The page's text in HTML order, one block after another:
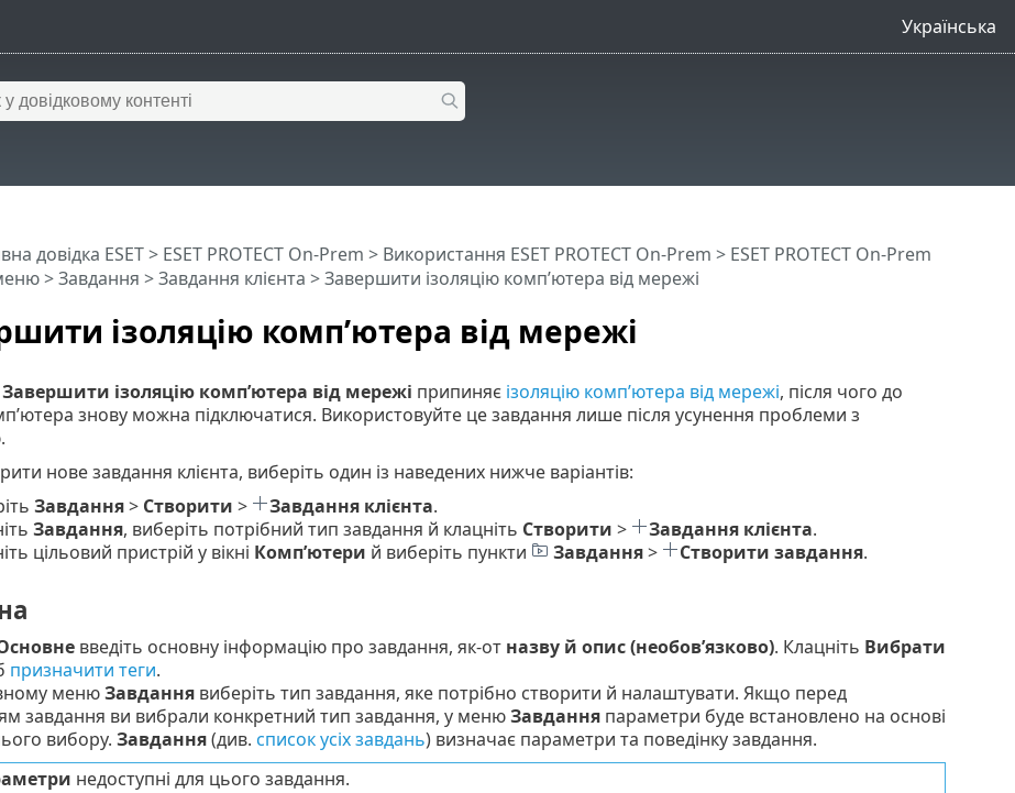
Українська
ізоляцію комп’ютера від мережі
довідка ESET> ESET PROTECT On-Prem > Використання ESET PROTECT On-Prem > ESET PROTECT On-Prem
>Завдання >Завдання клієнта > Завершити ізоляцію комп’ютера від мережі
Завершити ізоляцію комп’ютера від мережі припиняє ізоляцію комп’ютера від мережі, після чого до
знову можна підключатися. Використовуйте це завдання лише після усунення проблеми з
нове завдання клієнта, виберіть один із наведених нижче варіантів:
Завдання> Створити > Завдання клієнта.
Завдання, виберіть потрібний тип завдання й клацніть Створити > Завдання клієнта.
цільовий пристрій у вікні Комп’ютери й виберіть пункти Завдання> Створити завдання.
введіть основну інформацію про завдання, як-от назву й опис (необов’язково). Клацніть Вибрати
призначити теги.
менюЗавданнявиберіть тип завдання, яке потрібно створити й налаштувати. Якщо перед
завдання ви вибрали конкретний тип завдання, у менюЗавданняпараметри буде встановлено на основі
вибору. Завдання(див. список усіх завдань) визначає параметри та поведінку завдання.
недоступні для цього завдання.